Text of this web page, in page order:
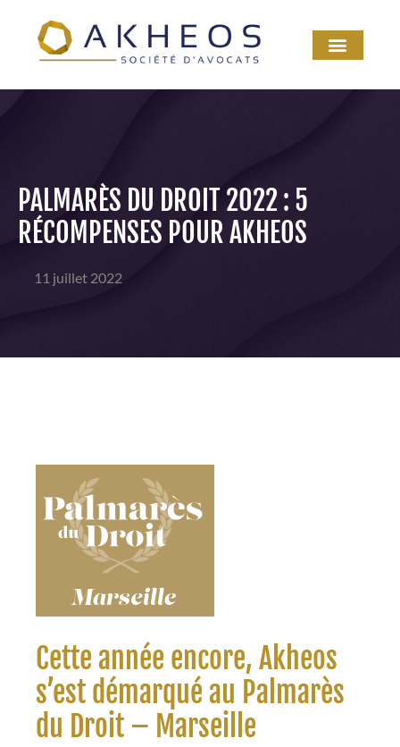
PALMARÈS DU DROIT 2022 : 5
RÉCOMPENSES POUR AKHEOS
11 juillet 2022
Cette année encore, Akheos
s’est démarqué au Palmarès
du Droit – Marseille